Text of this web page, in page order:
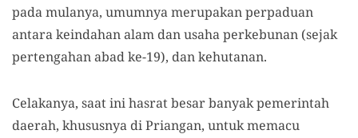
pada mulanya, umumnya merupakan perpaduan
antara keindahan alam dan usaha perkebunan (sejak
pertengahan abad ke-19), dan kehutanan.
Celakanya, saat ini hasrat besar banyak pemerintah
daerah, khususnya di Priangan, untuk memacu